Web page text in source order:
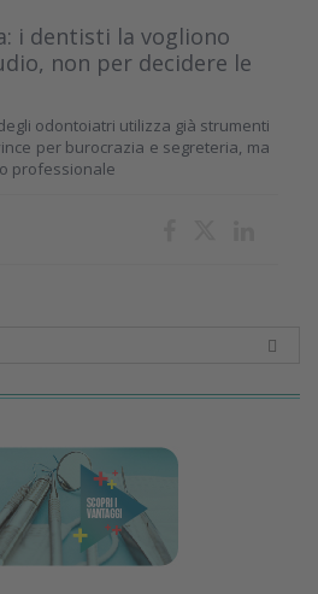
i dentisti la vogliono
non per decidere le
odontoiatri utilizza già strumenti
per burocrazia e segreteria, ma
professionale